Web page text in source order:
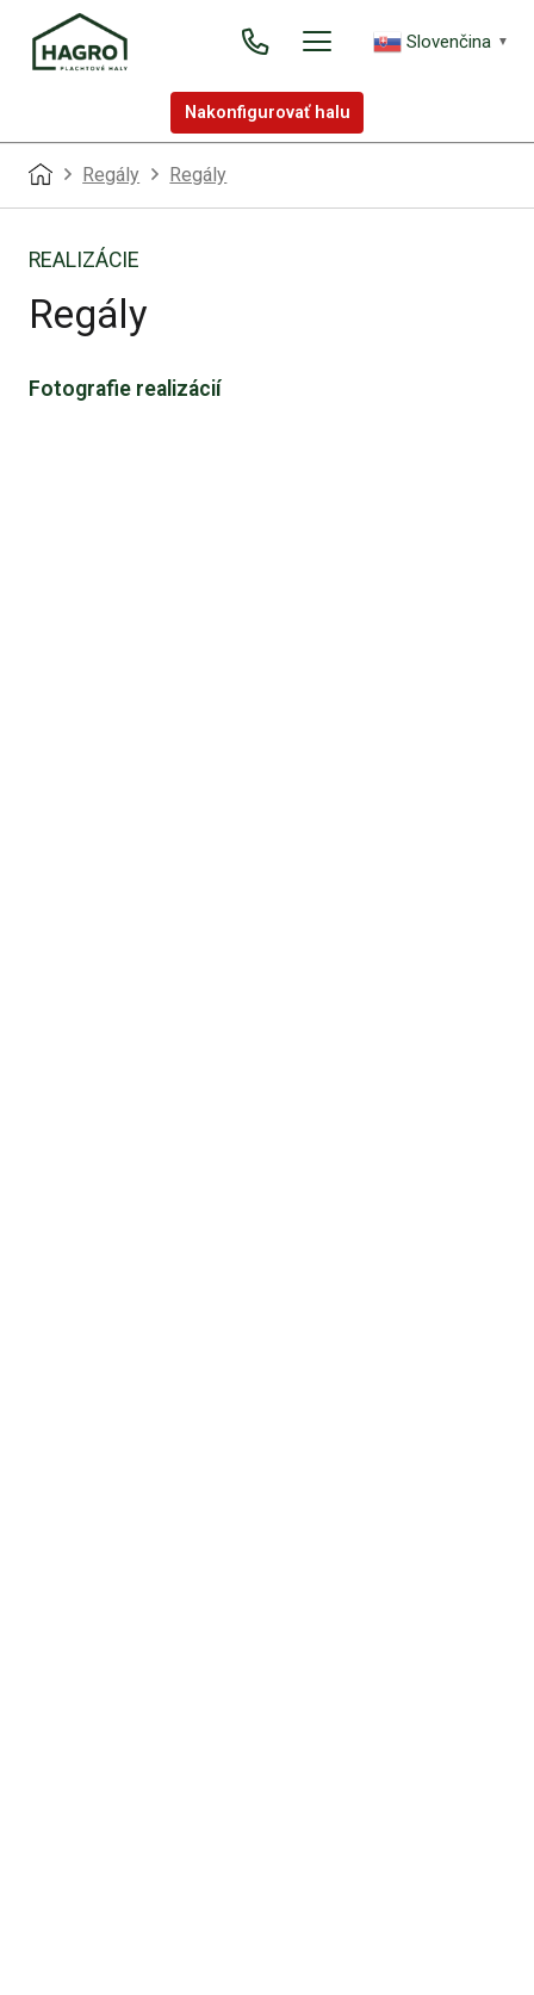
Slovenčina ▼
Nakonfigurovať halu
Regály Regály
REALIZÁCIE
Regály
Fotografie realizácií